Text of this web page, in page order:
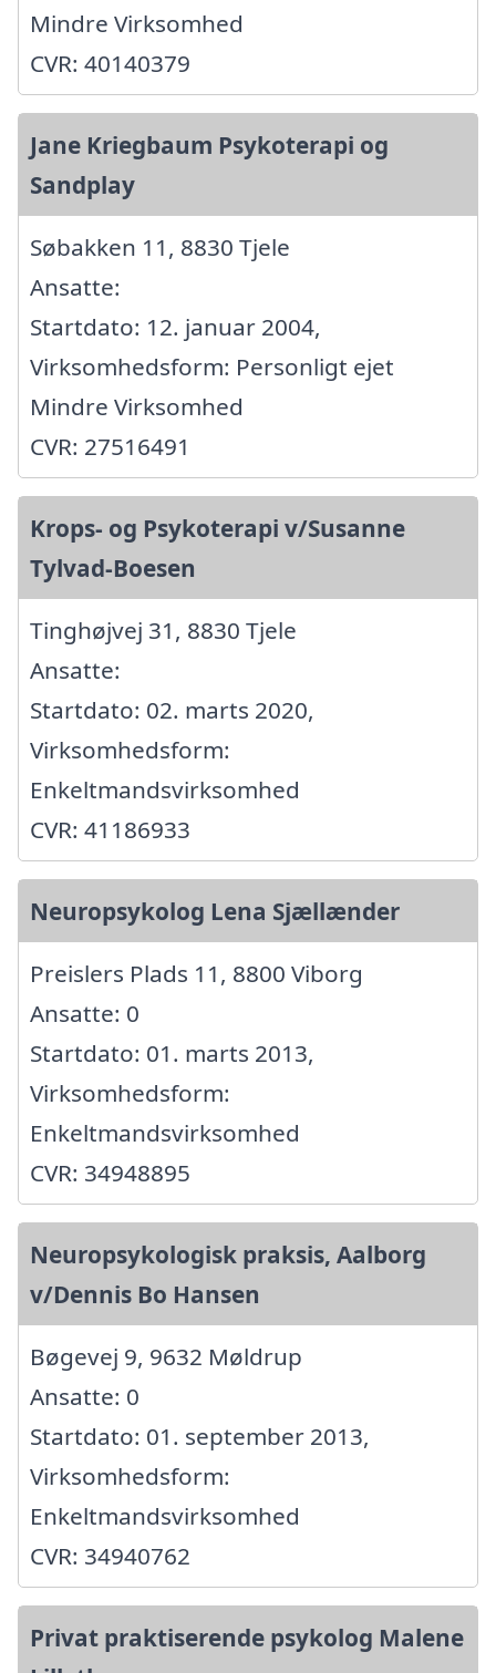
Mindre Virksomhed
CVR: 40140379
Jane Kriegbaum Psykoterapi og
Sandplay
Søbakken 11, 8830 Tjele
Ansatte:
Startdato: 12. januar 2004,
Virksomhedsform: Personligt ejet
Mindre Virksomhed
CVR: 27516491
Krops- og Psykoterapi v/Susanne
Tylvad-Boesen
Tinghøjvej 31, 8830 Tjele
Ansatte:
Startdato: 02. marts 2020,
Virksomhedsform:
Enkeltmandsvirksomhed
CVR: 41186933
Neuropsykolog Lena Sjællænder
Preislers Plads 11, 8800 Viborg
Ansatte: 0
Startdato: 01. marts 2013,
Virksomhedsform:
Enkeltmandsvirksomhed
CVR: 34948895
Neuropsykologisk praksis, Aalborg
v/Dennis Bo Hansen
Bøgevej 9, 9632 Møldrup
Ansatte: 0
Startdato: 01. september 2013,
Virksomhedsform:
Enkeltmandsvirksomhed
CVR: 34940762
Privat praktiserende psykolog Malene